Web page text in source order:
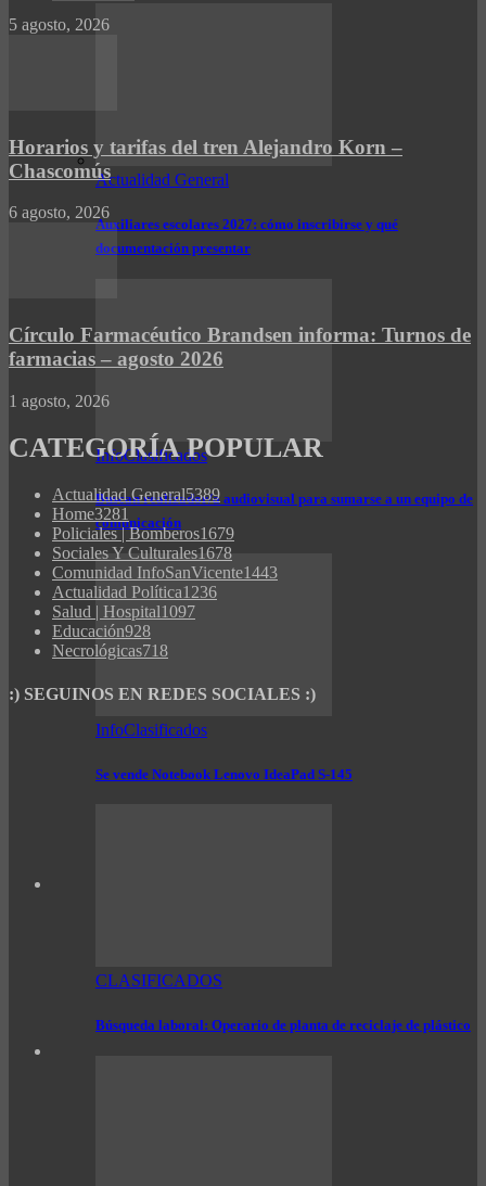
Actualidad General
Auxiliares escolares 2027: cómo inscribirse y qué
documentación presentar
InfoClasificados
Buscan realizador/a audiovisual para sumarse a un equipo de
comunicación
InfoClasificados
Se vende Notebook Lenovo IdeaPad S-145
CLASIFICADOS
Búsqueda laboral: Operario de planta de reciclaje de plástico
5 agosto, 2026
Horarios y tarifas del tren Alejandro Korn –
Chascomús
6 agosto, 2026
Círculo Farmacéutico Brandsen informa: Turnos de
farmacias – agosto 2026
1 agosto, 2026
CATEGORÍA POPULAR
Actualidad General5389
Home3281
Policiales | Bomberos1679
Sociales Y Culturales1678
Comunidad InfoSanVicente1443
Actualidad Política1236
Salud | Hospital1097
Educación928
Necrológicas718
:) SEGUINOS EN REDES SOCIALES :)